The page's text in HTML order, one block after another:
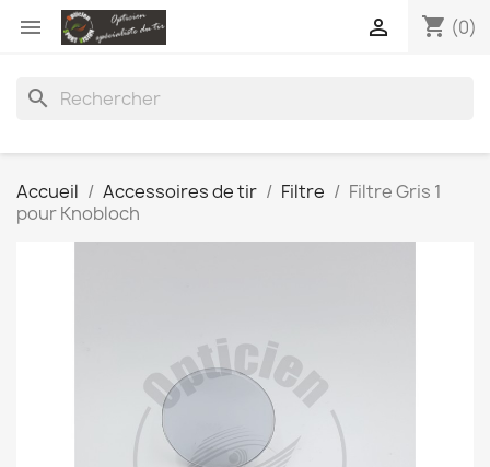
 shopping_cart (0)

search
Accueil Accessoires de tir Filtre
Filtre Gris 1
pour Knobloch